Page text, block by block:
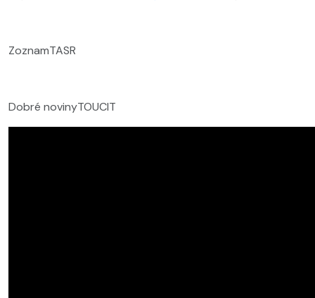
ZoznamTASR
Dobré novinyTOUCIT